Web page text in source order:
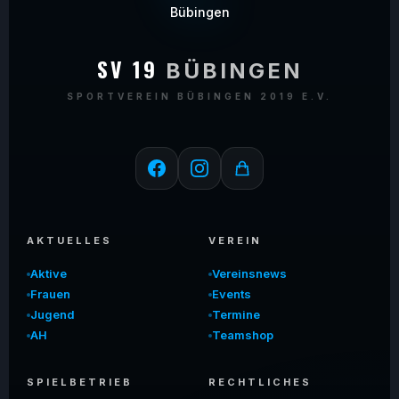
SV 19 BÜBINGEN
SPORTVEREIN BÜBINGEN 2019 E.V.
AKTUELLES
Aktive
Frauen
Jugend
AH
VEREIN
Vereinsnews
Events
Termine
Teamshop
SPIELBETRIEB RECHTLICHES